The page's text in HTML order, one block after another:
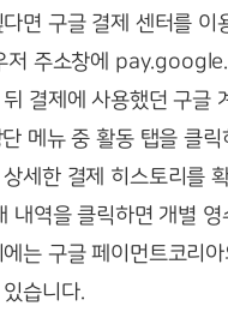
면 구글 결제 센터를 이
저 주소창에
결제에 사용했던 구글
메뉴 중 활동 탭을 클릭
세한 결제 히스토리를
내역을 클릭하면 개별 영
는 구글 페이먼트코리
습니다.